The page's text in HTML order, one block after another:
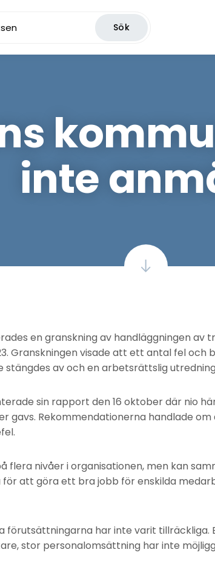
Sök
inte
en granskning av handläggningen av
Granskningen visade att ett antal fel och
stängdes av och en arbetsrättslig
sin rapport den 16 oktober där nio
gavs. Rekommendationerna handlade
flera nivåer i organisationen, men kan
att göra ett bra jobb för enskilda
förutsättningarna har inte varit tillräckliga.
stor personalomsättning har inte